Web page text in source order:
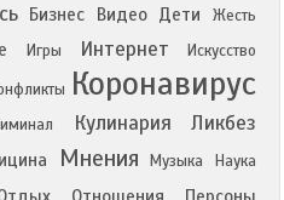
Бизнес Видео Дети
Жесть
Игры Интернет Искусство
Коронавирус
Кулинария Ликбез
Мнения Музыка Наука